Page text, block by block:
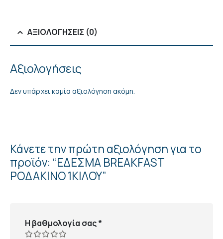
ΑΞΙΟΛΟΓΉΣΕΙΣ (0)
Αξιολογήσεις
Δεν υπάρχει καμία αξιολόγηση ακόμη.
Κάνετε την πρώτη αξιολόγηση για το
προϊόν: “ΕΔΕΣΜΑ BREAKFAST
ΡΟΔΑΚΙΝΟ 1ΚΙΛΟΥ”
Η βαθμολογία σας*